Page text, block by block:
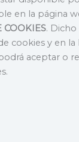
en la página
COOKIES.
cookies y en la
aceptar o